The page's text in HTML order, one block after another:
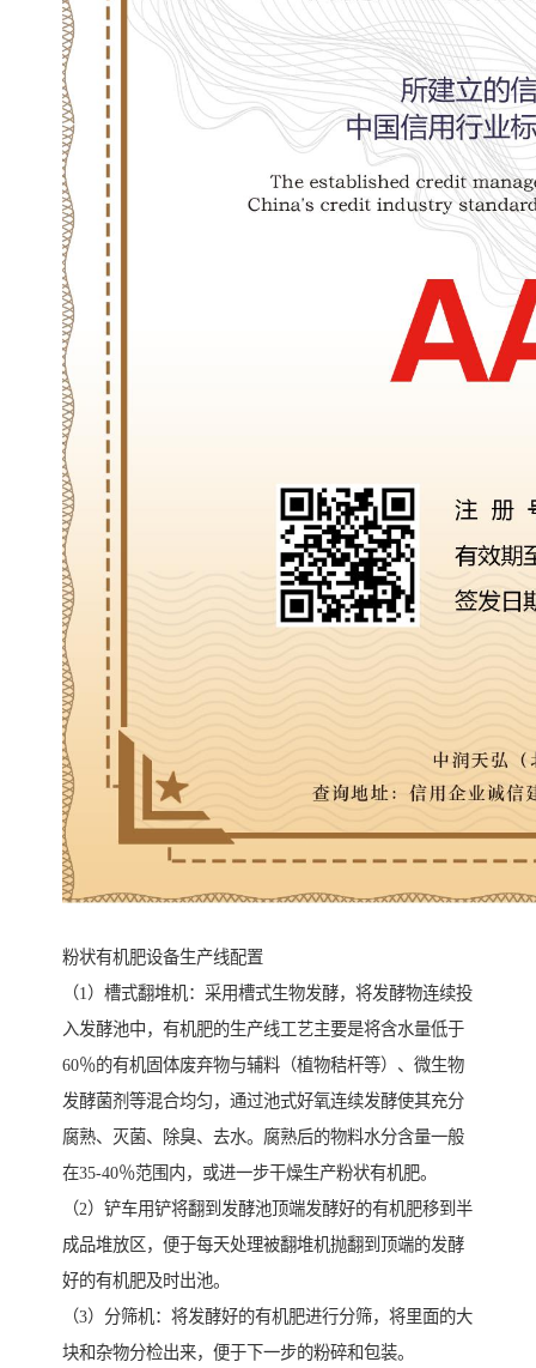
粉状有机肥设备生产线配置
（1）槽式翻堆机：采用槽式生物发酵，将发酵物连续投
入发酵池中，有机肥的生产线工艺主要是将含水量低于
60％的有机固体废弃物与辅料（植物秸杆等）、微生物
发酵菌剂等混合均匀，通过池式好氧连续发酵使其充分
腐熟、灭菌、除臭、去水。腐熟后的物料水分含量一般
在35-40％范围内，或进一步干燥生产粉状有机肥。
（2）铲车用铲将翻到发酵池顶端发酵好的有机肥移到半
成品堆放区，便于每天处理被翻堆机抛翻到顶端的发酵
好的有机肥及时出池。
（3）分筛机：将发酵好的有机肥进行分筛，将里面的大
块和杂物分检出来，便于下一步的粉碎和包装。